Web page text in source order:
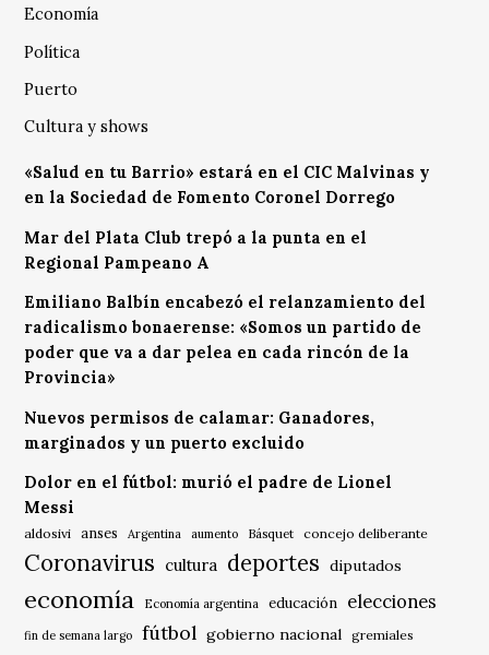
Economía
Política
Puerto
Cultura y shows
«Salud en tu Barrio» estará en el CIC Malvinas y
en la Sociedad de Fomento Coronel Dorrego
Mar del Plata Club trepó a la punta en el
Regional Pampeano A
Emiliano Balbín encabezó el relanzamiento del
radicalismo bonaerense: «Somos un partido de
poder que va a dar pelea en cada rincón de la
Provincia»
Nuevos permisos de calamar: Ganadores,
marginados y un puerto excluido
Dolor en el fútbol: murió el padre de Lionel
Messi
aldosivi anses Argentina aumento Básquet concejo deliberante
Coronavirus cultura deportes diputados
economía Economía argentina educación elecciones
fin de semana largo fútbol gobierno nacional gremiales